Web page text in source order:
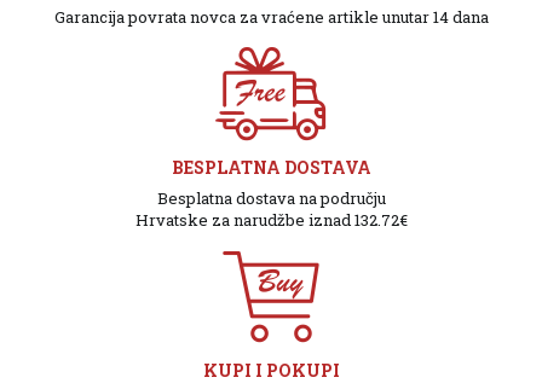
Garancija povrata novca za vraćene artikle unutar 14 dana
BESPLATNA DOSTAVA
Besplatna dostava na području
Hrvatske za narudžbe iznad 132.72€
KUPI I POKUPI